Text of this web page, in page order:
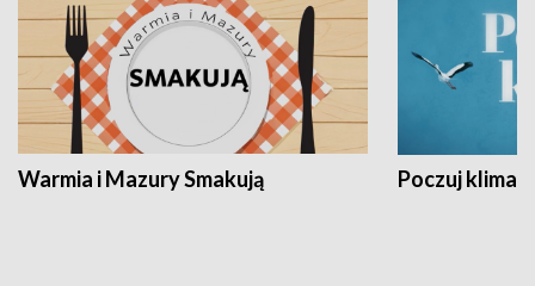
Warmia i Mazury Smakują Poczuj klimat